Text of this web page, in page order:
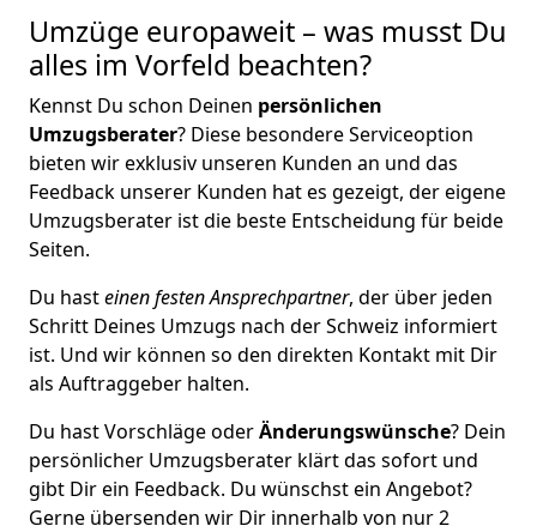
Umzüge europaweit – was musst Du
alles im Vorfeld beachten?
Kennst Du schon Deinen persönlichen
Umzugsberater? Diese besondere Serviceoption
bieten wir exklusiv unseren Kunden an und das
Feedback unserer Kunden hat es gezeigt, der eigene
Umzugsberater ist die beste Entscheidung für beide
Seiten.
Du hasteinen festen Ansprechpartner, der über jeden
Schritt Deines Umzugs nach der Schweiz informiert
ist. Und wir können so den direkten Kontakt mit Dir
als Auftraggeber halten.
Du hast Vorschläge oderÄnderungswünsche? Dein
persönlicher Umzugsberater klärt das sofort und
gibt Dir ein Feedback. Du wünschst ein Angebot?
Gerne übersenden wir Dir innerhalb von nur2